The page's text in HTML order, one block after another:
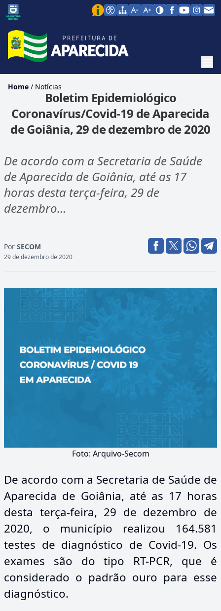
Home / Notícias
Boletim Epidemiológico
Coronavírus/Covid-19 de Aparecida
de Goiânia, 29 de dezembro de 2020
De acordo com a Secretaria de Saúde
de Aparecida de Goiânia, até as 17
horas desta terça-feira, 29 de
dezembro…
Por SECOM
29 de dezembro de 2020
Foto: Arquivo-Secom
De acordo com a Secretaria de Saúde de
Aparecida de Goiânia, até as 17 horas
desta terça-feira, 29 de dezembro de
2020, o município realizou 164.581
testes de diagnóstico de Covid-19. Os
exames são do tipo RT-PCR, que é
considerado o padrão ouro para esse
diagnóstico.